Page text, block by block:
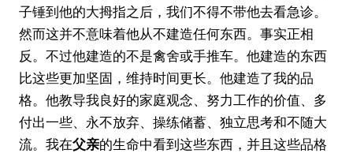
子锤到他的大拇指之后，我们不得不带他去看急诊。
然而这并不意味着他从不建造任何东西。事实正相
反。不过他建造的不是禽舍或手推车。他建造的东西
比这些更加坚固，维持时间更长。他建造了我的品
格。他教导我良好的家庭观念、努力工作的价值、多
付出一些、永不放弃、操练储蓄、独立思考和不随大
流。我在父亲的生命中看到这些东西，并且这些品格